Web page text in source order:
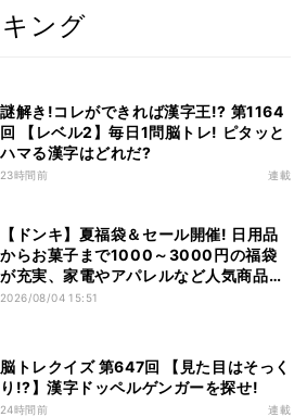
ング
謎解き!コレができれば漢字王!? 第1164
回 【レベル2】毎日1問脳トレ! ピタッと
ハマる漢字はどれだ?
23時間前 連載
【ドンキ】夏福袋＆セール開催! 日用品
からお菓子まで1000～3000円の福袋
が充実、家電やアパレルなど人気商品も
特価
2026/08/04 15:51
脳トレクイズ 第647回 【見た目はそっく
り!?】漢字ドッペルゲンガーを探せ!
24時間前 連載